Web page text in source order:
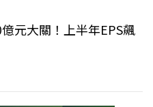
元大關！上半年EPS飆